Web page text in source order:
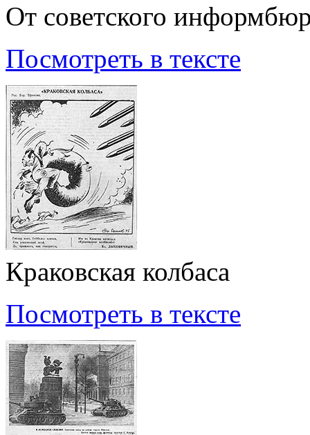
От советского
Посмотреть в тексте
Краковская колбаса
Посмотреть в тексте